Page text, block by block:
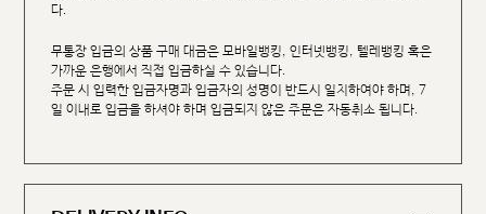
다.
무통장 입금의 상품 구매 대금은 모바일뱅킹, 인터넷뱅킹, 텔레뱅킹 혹은
가까운 은행에서 직접 입금하실 수 있습니다.
주문 시 입력한 입금자명과 입금자의 성명이 반드시 일치하여야 하며, 7
일 이내로 입금을 하셔야 하며 입금되지 않은 주문은 자동취소 됩니다.